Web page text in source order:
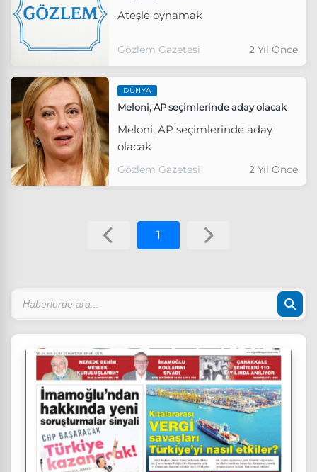
Ateşle oynamak
Gözlem Gazetesi 2 Yıl Önce
DÜNYA
Meloni, AP seçimlerinde aday olacak
Meloni, AP seçimlerinde aday
olacak
Gözlem Gazetesi 2 Yıl Önce
1